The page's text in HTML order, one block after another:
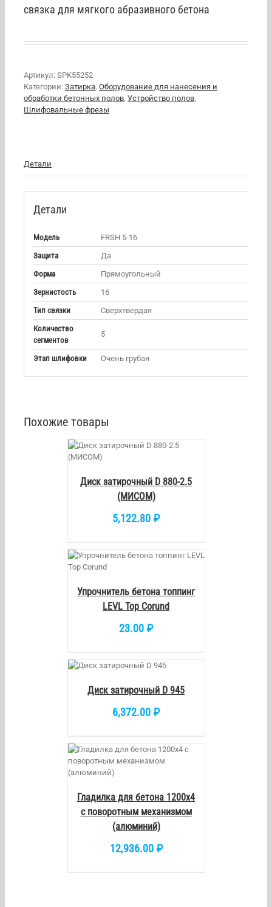
связка для мягкого абразивного бетона
Артикул: SPK55252
Категории: Затирка, Оборудование для нанесения и
обработки бетонных полов, Устройство полов,
Шлифовальные фрезы
Детали
Детали
Модель
FRSH 5-16
Защита
Да
Форма
Прямоугольный
Зернистость
16
Тип связки
Сверхтвердая
Количество
сегментов
5
Этап шлифовки Очень грубая
Похожие товары
Диск затирочный D 880-2.5
(МИСОМ)
5,122.80 ₽
Упрочнитель бетона топпинг
LEVL Top Corund
23.00 ₽
Диск затирочный D 945
6,372.00 ₽
Гладилка для бетона 1200х4
с поворотным механизмом
(алюминий)
12,936.00 ₽